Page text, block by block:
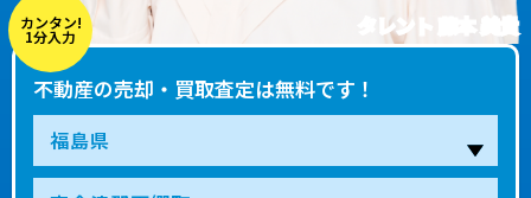
タレント 藤本 美貴
カンタン!
1分入力
不動産の売却・買取査定は無料です！